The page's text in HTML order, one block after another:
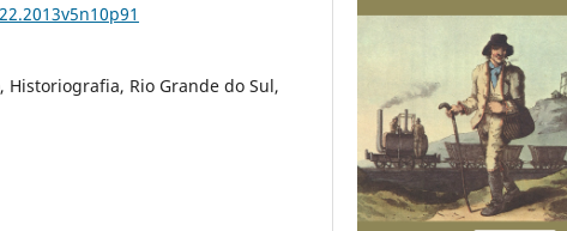
Historiografia, Rio Grande do Sul,